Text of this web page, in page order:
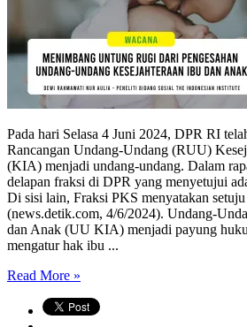
Pada hari Selasa 4 Juni 2024, DPR RI
Rancangan Undang-Undang (RUU)
(KIA) menjadi undang-undang. Dalam
delapan fraksi di DPR yang menyetujui
Di sisi lain, Fraksi PKS menyatakan setuju
(news.detik.com, 4/6/2024). Undang-
dan Anak (UU KIA) menjadi payung
mengatur hak ibu ...
Read More »